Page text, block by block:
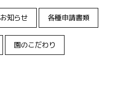
お知らせ 各種申請書類
園のこだわり